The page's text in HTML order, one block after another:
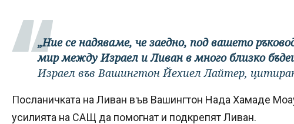
„Ние се надяваме, че заедно, под вашето
мир между Израел и Ливан в много близко
Израел във Вашингтон Йехиел Лайтер,
Посланичката на Ливан във Вашингтон Нада Хамаде
усилията на САЩ да помогнат и подкрепят Ливан.